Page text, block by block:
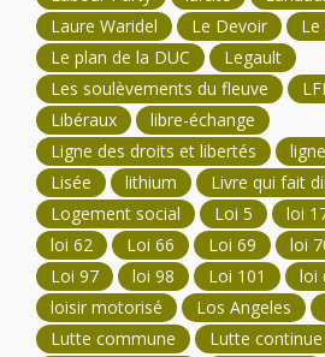
Laure Waridel
Le Devoir
Le plan de la DUC
Legault
Les soulèvements du fleuve
LFI
Libéraux
libre-échange
Ligne des droits et libertés
Lisée
lithium Livre qui fait
Logement social
Loi 5 loi
loi 62
Loi 66 Loi 69 loi
Loi 97
loi 98 Loi 101
loi
loisir motorisé
Los Angeles
Lutte commune
Lutte continue